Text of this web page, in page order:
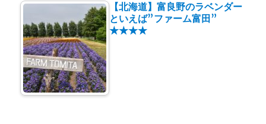
【北海道】富良野のラベンダー
といえば”ファーム富田”
★★★★